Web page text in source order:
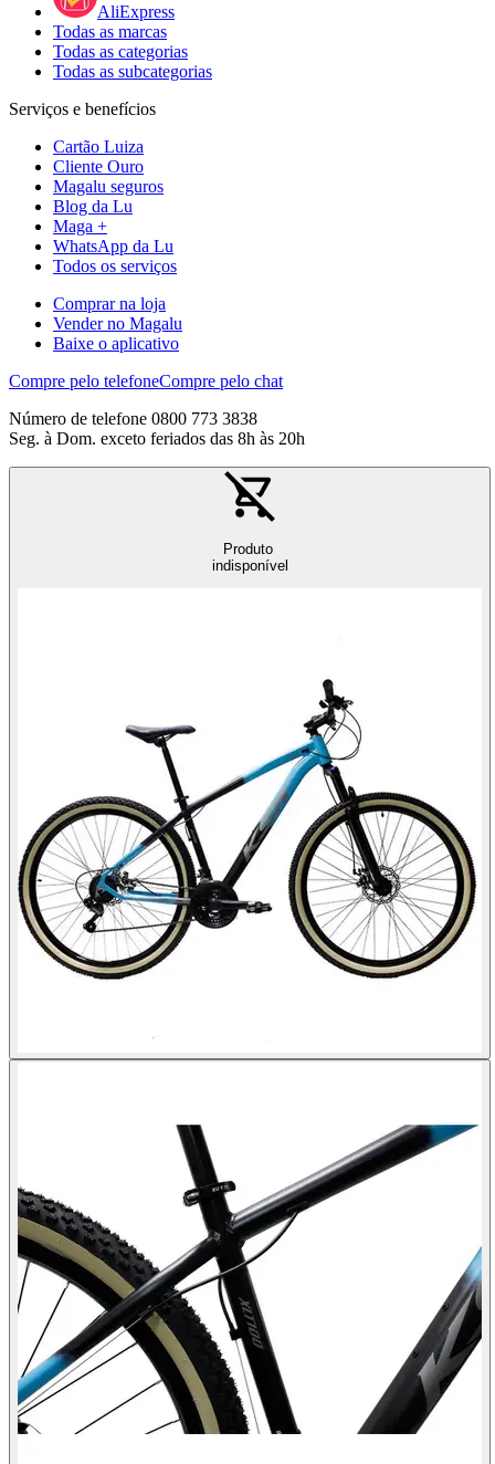
AliExpress
Todas as marcas
Todas as categorias
Todas as subcategorias
Serviços e benefícios
Cartão Luiza
Cliente Ouro
Magalu seguros
Blog da Lu
Maga +
WhatsApp da Lu
Todos os serviços
Comprar na loja
Vender no Magalu
Baixe o aplicativo
Compre pelo telefoneCompre pelo chat
Número de telefone 0800 773 3838
Seg. à Dom. exceto feriados das 8h às 20h
Produto
indisponível